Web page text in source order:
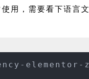
用，需要看下语
elementor-